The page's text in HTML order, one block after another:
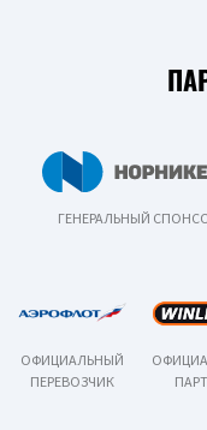
ГЕНЕРАЛЬНЫЙ
ОФИЦИАЛЬНЫЙ
ПЕРЕВОЗЧИК